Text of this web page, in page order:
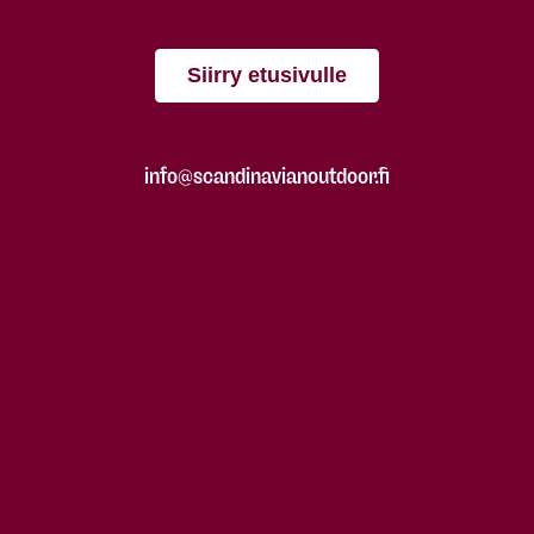
Siirry etusivulle
info@scandinavianoutdoor.fi